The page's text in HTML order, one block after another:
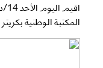
المكتبة الوطنية